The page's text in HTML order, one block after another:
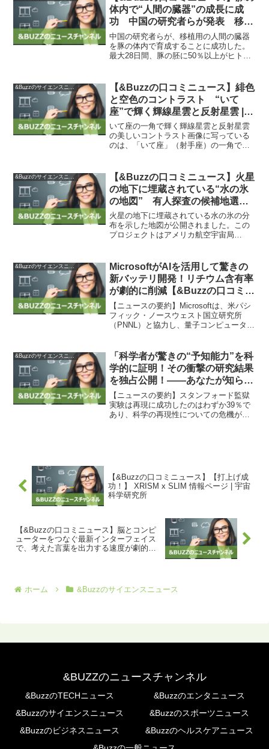
「TOI-4600b...
体内で“人間の臓器”の成長に成
功 中国の研究者らが発表 移植
用臓器不足の軽減を目指す：
Innovative Tech – ITmedia
NEWS
中国の研究者らが、移植用の人間の臓器
を豚の体内で育成することに成功した。
最大28日間、豚の胚に50％以上がヒト細
人の臓器を人間に移植する未来を目指
す。アイティメディアI...
&Buzzのサイエンスニュース
【&Buzzの口コミニュース】緋色
と空色のコントラスト “いて
座”で輝く輝線星雲と反射星雲 |
sorae 宇宙へのポータルサイト
いて座の一角で輝く輝線星雲と反射星雲
の美しいコントラスト画像に写っている
のは、「いて座」（射手座）の一角で、
中央で赤く輝いているのは輝線星雲「IC
1284...
&Buzzのサイエンスニュース
【&Buzzの口コミニュース】火星
の地下に埋蔵されている“水の氷
の地図” 有人探査の候補地選定
にも役立つ可能性 | sorae 宇宙へ
のポータルサイト
火星の地下に埋蔵されている水の氷の分
布を示した地図が公開されました。この
プロジェクトはアメリカ航空宇宙局
の氷をマッピングするプロジェ...
&Buzzのサイエンスニュース
MicrosoftがAIを活用して驚きの
新バッテリ開発！リチウム含有率
が劇的に削減【&Buzzの口コミニ
ュース】
【ニュースの要約】Microsoftは、米パシ
フィック・ノースウェスト国立研究所
（PNNL）と協力し、量子コンピュータサ
いバッテリを実現する技術を開発しまし
た。【ニ...
&Buzzのサイエンスニュース
「科学者が驚きの“予知能力”を科
学的に証明！その衝撃の研究結果
を独占公開！――あなたが知らな
い科学の真実【&Buzzの口コミニ
ュース】」
【ニュースの要約】スタンフォード監獄
実験は再現に成功したのはわずか39％で
あり、科学の再現性についての危機が浮
【&Buzzの口コミニュース】【打上げ成
功！】 XRISM x SLIM 情報ページ | 宇宙
科学研究所
【&Buzzの口コミニュース】脳とコンピ
ューターをつなぐ最新インターフェイス
で、考えた言葉を出力する速度が劇的に
ホーム &Buzzのサイエンスニュース
&BUZZのニュースチャンネル
&BuzzのTECHニュース
&Buzzのエンタニュース
&Buzzのサイエンスニュース
&Buzzのスポーツニュース
&Buzzのビジネスニュース
&Buzzのヘルスケアニュース